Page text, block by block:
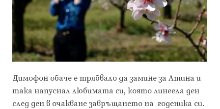
Димофон обаче е трябвало да замине за Атина и
така напуснал любимата си, която линеела ден
след ден в очакване завръщането на годеника си.